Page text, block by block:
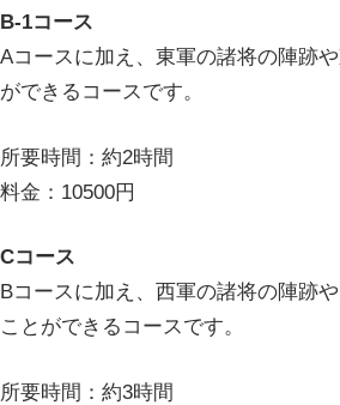
B-1コース
Aコースに加え、東軍の諸将の陣跡
ができるコースです。
所要時間：約2時間
料金：10500円
Cコース
Bコースに加え、西軍の諸将の陣跡
ことができるコースです。
所要時間：約3時間